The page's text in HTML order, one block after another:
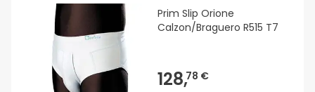
Prim Slip Orione
Calzon/Braguero R515 T7
128,78 €